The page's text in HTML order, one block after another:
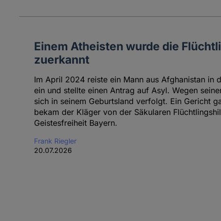
Einem Atheisten wurde die
zuerkannt
Im April 2024 reiste ein Mann aus Afghanistan in
ein und stellte einen Antrag auf Asyl. Wegen
sich in seinem Geburtsland verfolgt. Ein Gericht
bekam der Kläger von der Säkularen
Geistesfreiheit Bayern.
Frank Riegler
20.07.2026